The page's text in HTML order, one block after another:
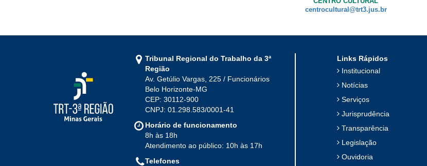
centrocultural@trt3.jus.br
Tribunal Regional do Trabalho da 3ª
Região
Av. Getúlio Vargas, 225 / Funcionários
Belo Horizonte-MG
CEP: 30112-900
CNPJ: 01.298.583/0001-41
Horário de funcionamento
8h às 18h
Atendimento ao público: 10h às 17h
Telefones
Links Rápidos
Institucional
Notícias
Serviços
Jurisprudência
Transparência
Legislação
Ouvidoria